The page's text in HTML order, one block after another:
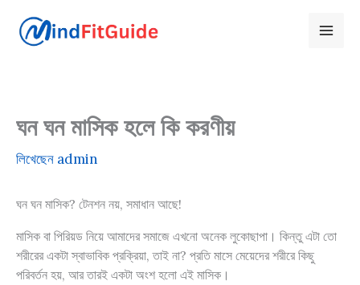
content
ঘন ঘন মাসিক হলে কি করণীয়
লিখেছেন admin
ঘন ঘন মাসিক? টেনশন নয়, সমাধান আছে!
মাসিক বা পিরিয়ড নিয়ে আমাদের সমাজে এখনো অনেক লুকোছাপা। কিন্তু এটা তো
শরীরের একটা স্বাভাবিক প্রক্রিয়া, তাই না? প্রতি মাসে মেয়েদের শরীরে কিছু
পরিবর্তন হয়, আর তারই একটা অংশ হলো এই মাসিক।